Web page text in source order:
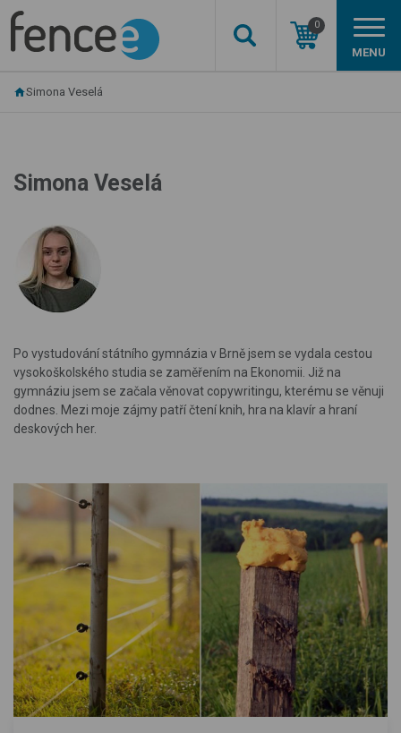
0
MENU
Simona Veselá
Simona Veselá
Po vystudování státního gymnázia v Brně jsem se vydala cestou
vysokoškolského studia se zaměřením na Ekonomii. Již na
gymnáziu jsem se začala věnovat copywritingu, kterému se věnuji
dodnes. Mezi moje zájmy patří čtení knih, hra na klavír a hraní
deskových her.